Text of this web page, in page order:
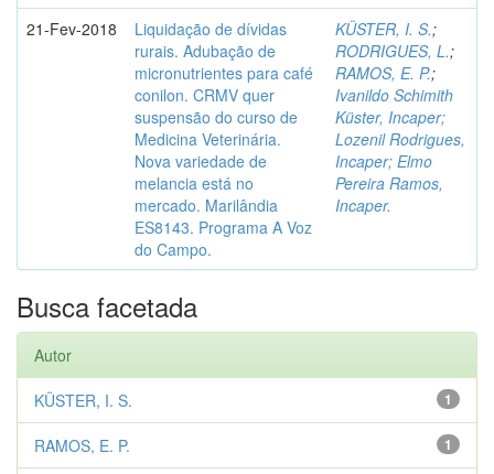
21-Fev-2018
Liquidação de dívidas
rurais. Adubação de
micronutrientes para café
conilon. CRMV quer
suspensão do curso de
Medicina Veterinária.
Nova variedade de
melancia está no
mercado. Marilândia
ES8143. Programa A Voz
do Campo.
KÜSTER, I. S.;
RODRIGUES, L.;
RAMOS, E. P.;
Ivanildo Schimith
Küster, Incaper;
Lozenil Rodrigues,
Incaper; Elmo
Pereira Ramos,
Incaper.
Busca facetada
Autor
1
KÜSTER, I. S.
1
RAMOS, E. P.